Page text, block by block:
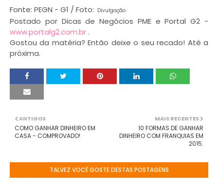
Fonte: PEGN - G1 / Foto: Divulgação
Postado por Dicas de Negócios PME e Portal G2 -
www.portalg2.com.br.
Gostou da matéria? Então deixe o seu recado! Até a
próxima.
MAIS RECENTES
10 FORMAS DE GANHAR
DINHEIRO COM FRANQUIAS EM
2015.
ANTIGOS
COMO GANHAR DINHEIRO EM
CASA - COMPROVADO!
TALVEZ VOCÊ GOSTE DESTAS POSTAGENS